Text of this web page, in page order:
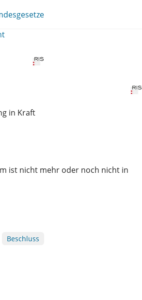
in Kraft
ist nicht mehr oder noch nicht in
Beschluss